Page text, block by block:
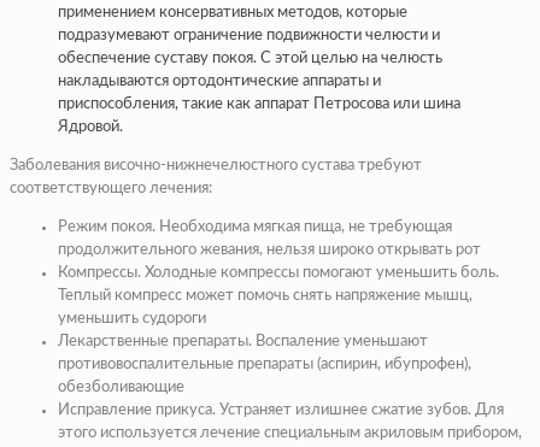
применением консервативных методов, которые
подразумевают ограничение подвижности челюсти и
обеспечение суставу покоя. С этой целью на челюсть
накладываются ортодонтические аппараты и
приспособления, такие как аппарат Петросова или шина
Ядровой.
Заболевания височно-нижнечелюстного сустава требуют
соответствующего лечения:
Режим покоя. Необходима мягкая пища, не требующая
продолжительного жевания, нельзя широко открывать рот
Компрессы. Холодные компрессы помогают уменьшить боль.
Теплый компресс может помочь снять напряжение мышц,
уменьшить судороги
Лекарственные препараты. Воспаление уменьшают
противовоспалительные препараты (аспирин, ибупрофен),
обезболивающие
Исправление прикуса. Устраняет излишнее сжатие зубов. Для
этого используется лечение специальным акриловым прибором,